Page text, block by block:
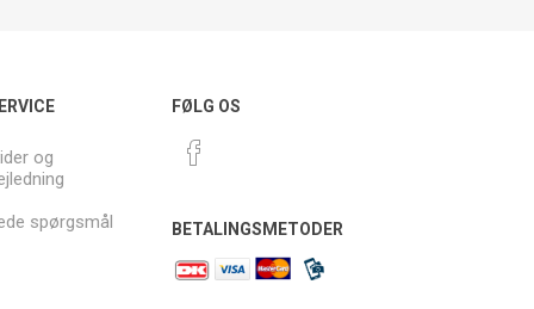
og
spørgsmål
FØLG OS
BETALINGSMETODER